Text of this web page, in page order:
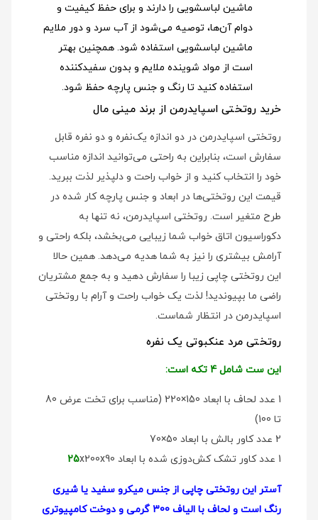
ماشین لباسشویی را دارند و برای حفظ کیفیت و
دوام آن‌ها، توصیه می‌شود از آب سرد و دور ملایم
ماشین لباسشویی استفاده شود. همچنین بهتر
است از مواد شوینده ملایم و بدون سفیدکننده
استفاده کنید تا رنگ و جنس پارچه حفظ شود.
خرید روتختی اسپایدرمن از برند مینی مال
روتختی اسپایدرمن در دو اندازه یک‌نفره و دو نفره قابل
سفارش است، بنابراین به راحتی می‌توانید اندازه مناسب
خود را انتخاب کنید و از خواب راحت و دلپذیر لذت ببرید.
قیمت این روتختی‌ها در ابعاد و جنس پارچه کار شده در
طرح متغیر است. روتختی اسپایدرمن، نه تنها به
دکوراسیون اتاق خواب شما زیبایی می‌بخشد، بلکه راحتی و
آرامش بیشتری را نیز به شما هدیه می‌دهد. همین حالا
این روتختی چاپی زیبا را سفارش دهید و به جمع مشتریان
راضی ما بپیوندید! لذت یک خواب راحت و آرام با روتختی
اسپایدرمن در انتظار شماست.
روتختی مرد عنکبوتی یک نفره
این ست شامل 4 تکه است:
1 عدد لحاف با ابعاد 150×220 (مناسب برای تخت عرض 80
تا 100)
2 عدد کاور بالش با ابعاد 50×70
1 عدد کاور تشک کش‌دوزی شده با ابعاد
25x200x90
آستر این روتختی چاپی از جنس میکرو سفید یا شیری
رنگ است و لحاف با الیاف 300 گرمی و دوخت کامپیوتری